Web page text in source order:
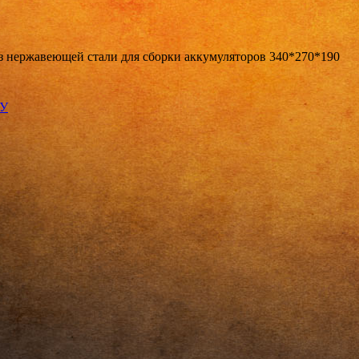
нержавеющей стали для сборки аккумуляторов 340*270*190